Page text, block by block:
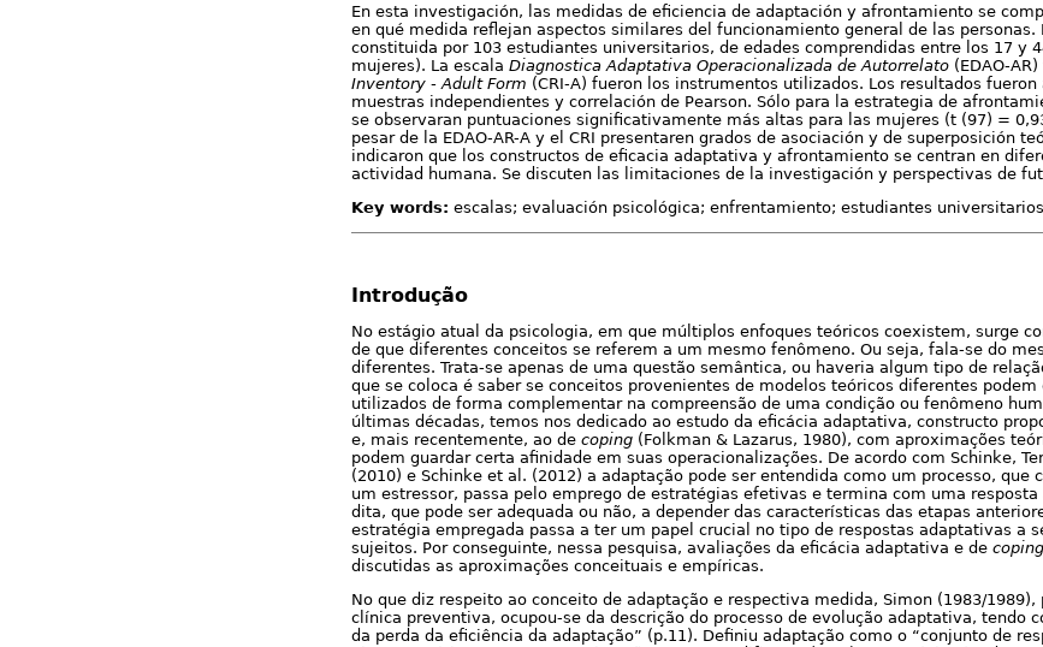
En esta investigación, las medidas de eficiencia de adaptación y afrontamiento se
en qué medida reflejan aspectos similares del funcionamiento general de las personas.
constituida por 103 estudiantes universitarios, de edades comprendidas entre los 17 y
mujeres). La escala Diagnostica Adaptativa Operacionalizada de Autorrelato (EDAO-AR)
Inventory - Adult Form (CRI-A) fueron los instrumentos utilizados. Los resultados
muestras independientes y correlación de Pearson. Sólo para la estrategia de
se observaran puntuaciones significativamente más altas para las mujeres (t (97) =
pesar de la EDAO-AR-A y el CRI presentaren grados de asociación y de superposición
indicaron que los constructos de eficacia adaptativa y afrontamiento se centran en
actividad humana. Se discuten las limitaciones de la investigación y perspectivas de
Key words: escalas; evaluación psicológica; enfrentamiento; estudiantes
Introdução
No estágio atual da psicologia, em que múltiplos enfoques teóricos coexistem, surge
de que diferentes conceitos se referem a um mesmo fenômeno. Ou seja, fala-se do
diferentes. Trata-se apenas de uma questão semântica, ou haveria algum tipo de
que se coloca é saber se conceitos provenientes de modelos teóricos diferentes
utilizados de forma complementar na compreensão de uma condição ou fenômeno
últimas décadas, temos nos dedicado ao estudo da eficácia adaptativa, constructo
e, mais recentemente, ao de coping (Folkman & Lazarus, 1980), com aproximações
podem guardar certa afinidade em suas operacionalizações. De acordo com Schinke,
(2010) e Schinke et al. (2012) a adaptação pode ser entendida como um processo, que
um estressor, passa pelo emprego de estratégias efetivas e termina com uma
dita, que pode ser adequada ou não, a depender das características das etapas
estratégia empregada passa a ter um papel crucial no tipo de respostas adaptativas a
sujeitos. Por conseguinte, nessa pesquisa, avaliações da eficácia adaptativa e de coping
discutidas as aproximações conceituais e empíricas.
No que diz respeito ao conceito de adaptação e respectiva medida, Simon (1983/
clínica preventiva, ocupou-se da descrição do processo de evolução adaptativa, tendo
da perda da eficiência da adaptação” (p.11). Definiu adaptação como o “conjunto de